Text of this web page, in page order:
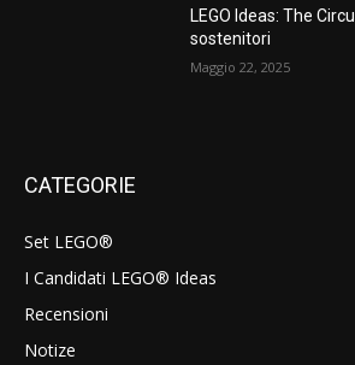
LEGO Ideas: The
sostenitori
Maggio 22, 2025
CATEGORIE
Set LEGO®
I Candidati LEGO® Ideas
Recensioni
Notize